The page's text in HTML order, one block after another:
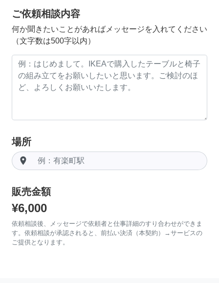
ご依頼相談内容
何か聞きたいことがあればメッセージを入れてください
（文字数は500字以内）
場所
room
販売金額
¥6,000
依頼相談後、メッセージで依頼者と仕事詳細のすり合わせができま
す。依頼相談が承認されると、前払い決済（本契約）→サービスの
ご提供となります。